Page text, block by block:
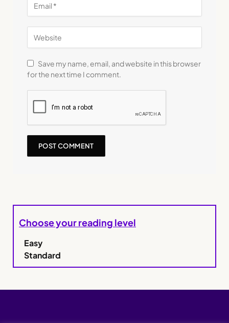
Save my name, email, and website in this browser
for the next time I comment.
Choose your reading level
Easy
Standard